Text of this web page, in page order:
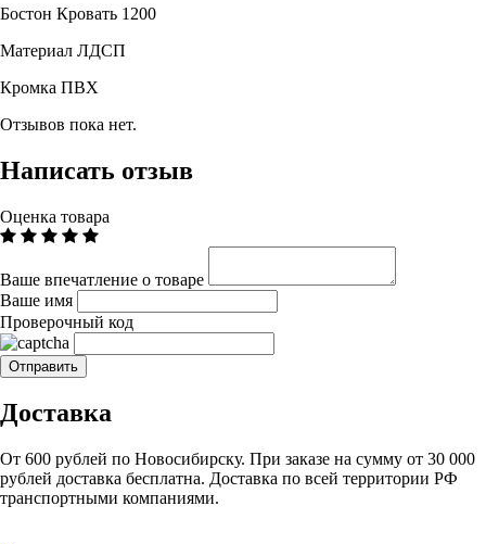
Бостон Кровать 1200
Материал ЛДСП
Кромка ПВХ
Отзывов пока нет.
Написать отзыв
Оценка товара
Ваше впечатление о товаре
Ваше имя
Проверочный код
Доставка
От 600 рублей по Новосибирску. При заказе на сумму от 30 000
рублей доставка бесплатна. Доставка по всей территории РФ
транспортными компаниями.